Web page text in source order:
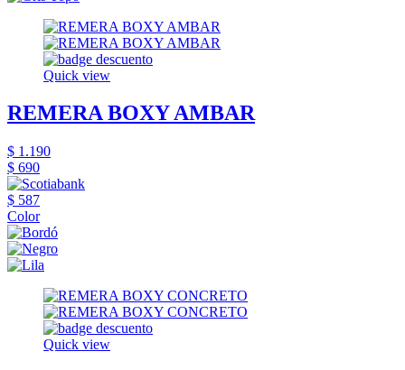
Quick view
REMERA BOXY AMBAR
$ 1.190
$ 690
$ 587
Color
Quick view